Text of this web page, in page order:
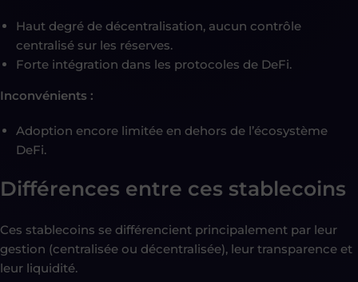
Haut degré de décentralisation, aucun contrôle
centralisé sur les réserves.
Forte intégration dans les protocoles de DeFi.
Inconvénients :
Adoption encore limitée en dehors de l’écosystème
DeFi.
Différences entre ces stablecoins
Ces stablecoins se différencient principalement par leur
gestion (centralisée ou décentralisée), leur transparence et
leur liquidité.